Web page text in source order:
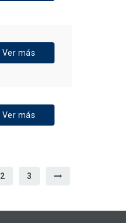
Ver más
Ver más
2 3